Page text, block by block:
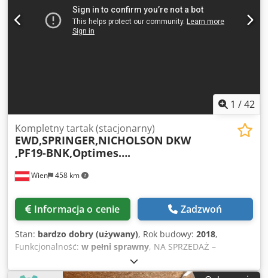
1 /42
Wien 458 km
Kompletny tartak (stacjonarny)
EWD,SPRINGER,NICHOLSON DKW
,PF19-BNK,Optimes….
Informacja o cenie Zadzwoń
Stan: bardzo dobry (używany), Rok budowy: 2018,
Funkcjonalność: w pełni sprawny, NA SPRZEDAŻ –
KOMPLETNA PRZEMYSŁOWA LINIA TARTACZNA (EWD /
SPRINGER / MICROTEC) Wysoko wydajna, w pełni